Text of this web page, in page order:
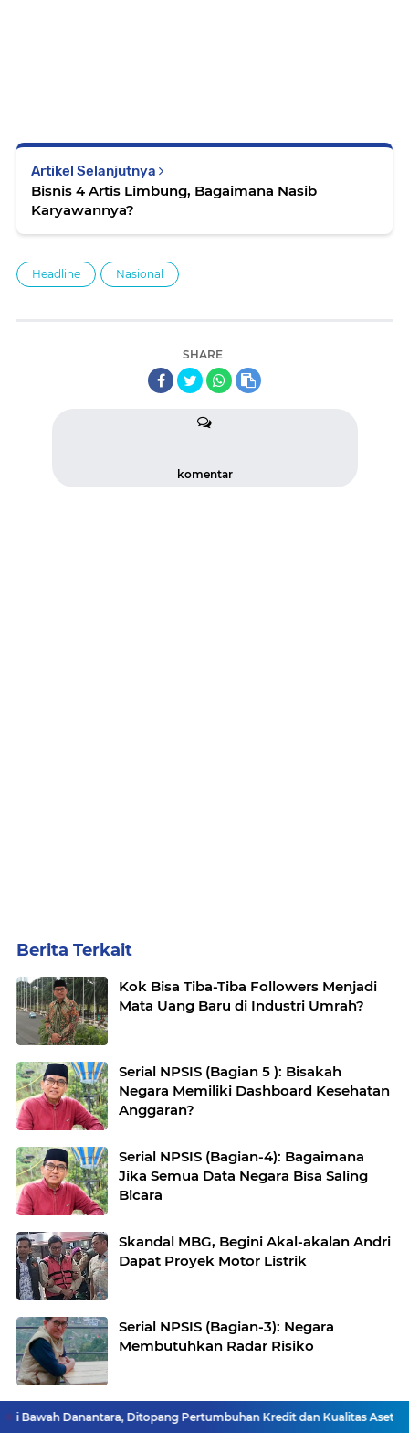
Artikel Selanjutnya
Bisnis 4 Artis Limbung, Bagaimana Nasib
Karyawannya?
Headline Nasional
SHARE
komentar
Berita Terkait
Kok Bisa Tiba-Tiba Followers Menjadi
Mata Uang Baru di Industri Umrah?
Serial NPSIS (Bagian 5 ): Bisakah
Negara Memiliki Dashboard Kesehatan
Anggaran?
Serial NPSIS (Bagian-4): Bagaimana
Jika Semua Data Negara Bisa Saling
Bicara
Skandal MBG, Begini Akal-akalan Andri
Dapat Proyek Motor Listrik
Serial NPSIS (Bagian-3): Negara
Membutuhkan Radar Risiko
Berkat BNI, Penantian 20 Tahun Swiss
Danantara, Ditopang Pertumbuhan Kredit dan Kualitas Aset